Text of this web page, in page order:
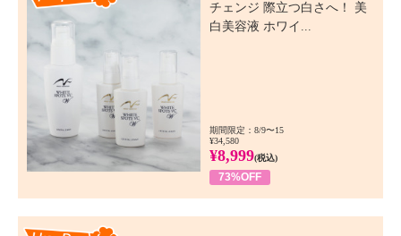
チェンジ 際立つ白さへ！ 美
白美容液 ホワイ...
期間限定：8/9〜15
¥34,580
¥8,999(税込)
73%OFF